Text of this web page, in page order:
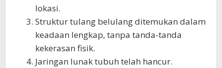
lokasi.
Struktur tulang belulang ditemukan dalam
keadaan lengkap, tanpa tanda-tanda
kekerasan fisik.
Jaringan lunak tubuh telah hancur.